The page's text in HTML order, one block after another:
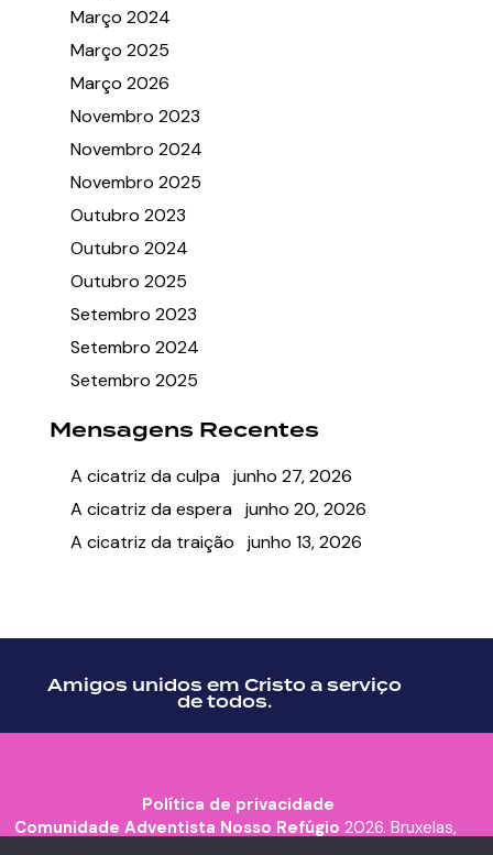
Março 2024
Março 2025
Março 2026
Novembro 2023
Novembro 2024
Novembro 2025
Outubro 2023
Outubro 2024
Outubro 2025
Setembro 2023
Setembro 2024
Setembro 2025
Mensagens Recentes
A cicatriz da culpa junho 27, 2026
A cicatriz da espera junho 20, 2026
A cicatriz da traição
junho 13, 2026
Amigos unidos em Cristo a serviço
de todos.
Política de privacidade
Comunidade Adventista Nosso Refúgio 2026. Bruxelas,